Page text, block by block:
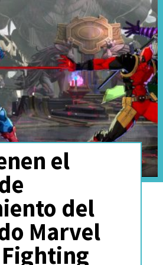
para estos
Primera
.
Instagram
el
del
Marvel